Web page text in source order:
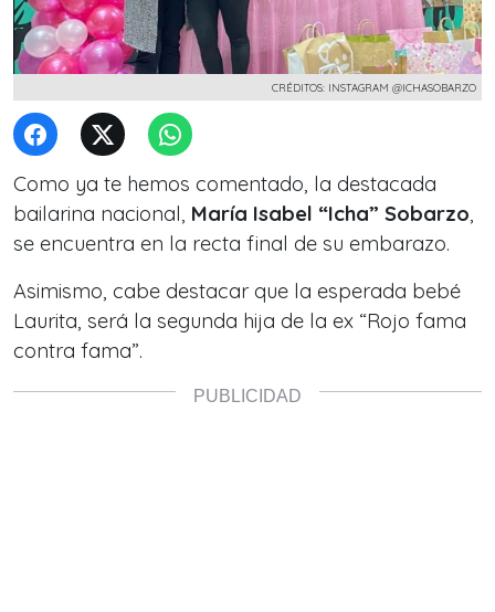
CRÉDITOS: INSTAGRAM @ICHASOBARZO
Como ya te hemos comentado, la destacada
bailarina nacional, María Isabel “Icha” Sobarzo,
se encuentra en la recta final de su embarazo.
Asimismo, cabe destacar que la esperada bebé
Laurita, será la segunda hija de la ex “Rojo fama
contra fama”.